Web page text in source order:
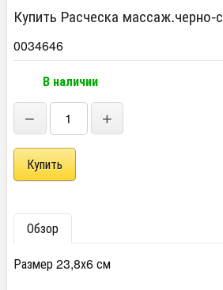
Купить Расческа
0034646
В наличии
− +
Обзор
Размер 23,8х6 см